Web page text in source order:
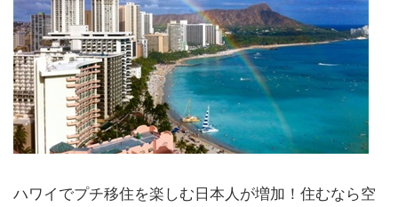
ハワイでプチ移住を楽しむ日本人が増加！住むなら空